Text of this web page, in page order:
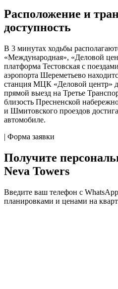
Расположение и
доступность
В 3 минутах ходьбы
«Международная», «Деловой
платформа Тестовская с
аэропорта Шереметьево
станция МЦК «Деловой центр»
прямой выезд на Третье
близость Пресненской
и Шмитовского проездов
автомобиле.
| Форма заявки
Получите
Neva Towers
Введите ваш телефон c
планировками и ценами на